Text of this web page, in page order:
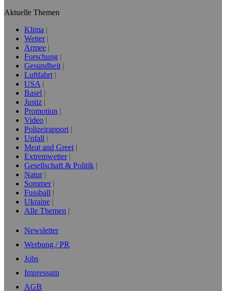
Aktuelle Themen
Klima
Wetter
Armee
Forschung
Gesundheit
Luftfahrt
USA
Basel
Justiz
Promotion
Video
Polizeirapport
Unfall
Meat and Greet
Extremwetter
Gesellschaft & Politik
Natur
Sommer
Fussball
Ukraine
Alle Themen
Newsletter
Werbung / PR
Jobs
Impressum
AGB